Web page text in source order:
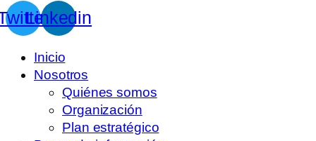
Linkedin
Inicio
Nosotros
Quiénes somos
Organización
Plan estratégico